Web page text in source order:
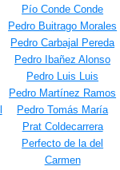
Pío Conde Conde
Pedro Buitrago Morales
Pedro Carbajal Pereda
Pedro Ibañez Alonso
Pedro Luis Luis
Pedro Martínez Ramos
Pedro Tomás María
Prat Coldecarrera
Perfecto de la del
Carmen